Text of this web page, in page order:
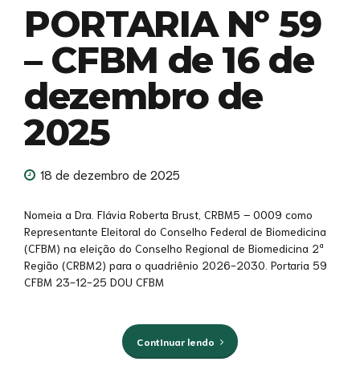
PORTARIA Nº 59
– CFBM de 16 de
dezembro de
2025
18 de dezembro de 2025
Nomeia a Dra. Flávia Roberta Brust, CRBM5 – 0009 como
Representante Eleitoral do Conselho Federal de Biomedicina
(CFBM) na eleição do Conselho Regional de Biomedicina 2ª
Região (CRBM2) para o quadriênio 2026-2030. Portaria 59
CFBM 23-12-25 DOU CFBM
Continuar lendo